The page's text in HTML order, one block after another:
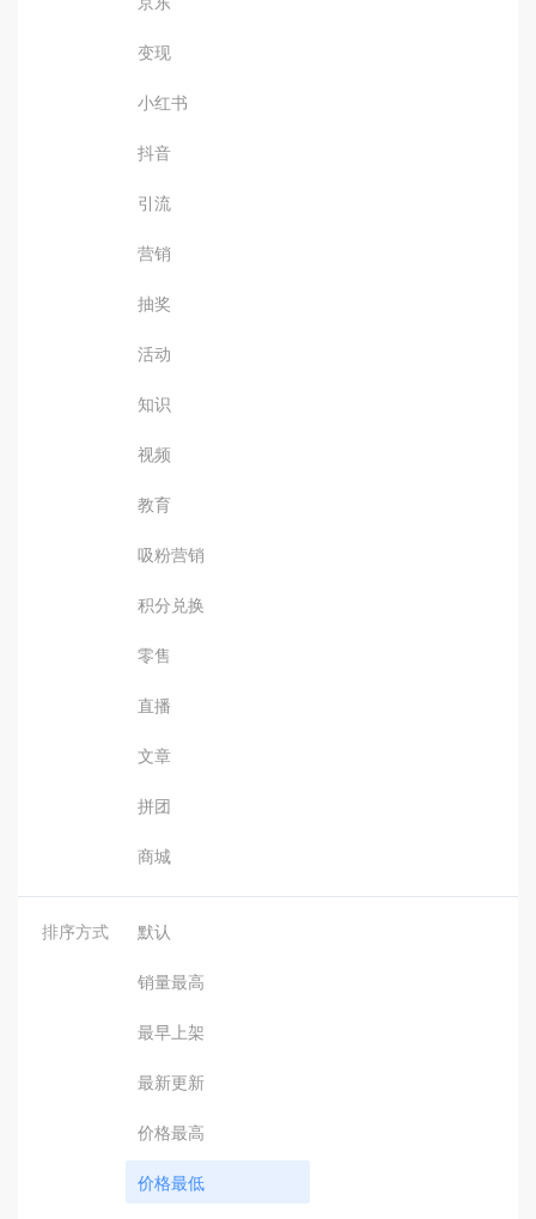
变现
小红书
抖音
引流
营销
抽奖
活动
知识
视频
教育
吸粉营销
积分兑换
零售
直播
文章
拼团
商城
排序方式 默认
销量最高
最早上架
最新更新
价格最高
价格最低